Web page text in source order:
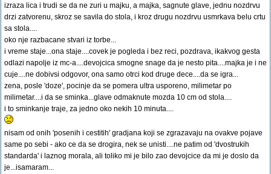
izraza lica i trudi se da ne zuri u majku, a majka, sagnute glave, jednu nozdrvu
drzi zatvorenu, skroz se savila do stola, i kroz drugu nozdrvu usmrkava belu crtu
sa stola....
oko nje razbacane stvari iz torbe...
i vreme staje...ona staje....covek je pogleda i bez reci, pozdrava, ikakvog gesta
odlazi napolje iz mc-a....devojcica smogne snage da je nesto pita....majka je i ne
cuje....ne dobivsi odgovor, ona samo otrci kod druge dece....da se igra...
zena, posle 'doze', pocinje da se pomera ultra usporeno, milimetar po
milimetar....i da se sminka...glave odmaknute mozda 10 cm od stola....
i to sminkanje traje, za jedno oko nekih 10 minuta....
nisam od onih 'posenih i cestitih' gradjana koji se zgrazavaju na ovakve pojave
same po sebi - ako ce da se drogira, nek se unisti....ne patim od 'dvostrukih
standarda' i laznog morala, ali toliko mi je bilo zao devojcice da mi je doslo da
je...isamaram...